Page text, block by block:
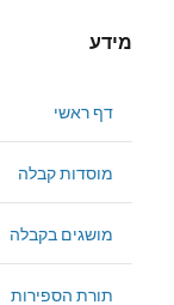
מידע
דף ראשי
מוסדות קבלה
מושגים בקבלה
תורת הספירות